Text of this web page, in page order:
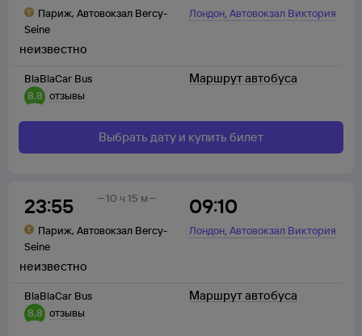
Париж, Автовокзал Bercy-
Seine
Лондон,Автовокзал Виктория
BlaBlaCar Bus
8,8 отзывы
неизвестно
Маршрут автобуса
Выбрать дату и купить билет
23:55
Париж, Автовокзал Bercy-
Seine
09:10
Лондон,Автовокзал Виктория
10 ч 15 м
BlaBlaCar Bus
8,8 отзывы
неизвестно
Маршрут автобуса